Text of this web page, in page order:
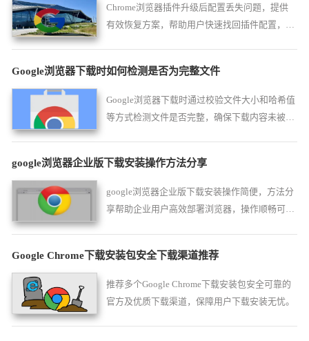
Chrome浏览器插件升级后配置丢失问题，提供
有效恢复方案，帮助用户快速找回插件配置，确
Google浏览器下载时如何检测是否为完整文件
Google浏览器下载时通过校验文件大小和哈希值
等方式检测文件是否完整，确保下载内容未被损
google浏览器企业版下载安装操作方法分享
google浏览器企业版下载安装操作简便，方法分
享帮助企业用户高效部署浏览器，操作顺畅可
Google Chrome下载安装包安全下载渠道推荐
推荐多个Google Chrome下载安装包安全可靠的
官方及优质下载渠道，保障用户下载安装无忧。